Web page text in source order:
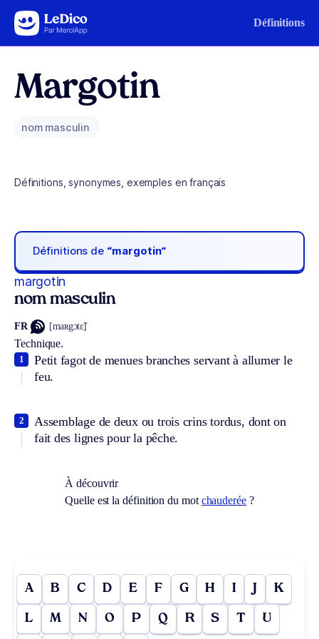
Aller au contenu Définitions
Margotin
nom masculin
Définitions, synonymes, exemples en français
Définitions de “margotin“
margotin
nom masculin
FR [maʀgɔtɛ̃]
Technique.
Petit fagot de menues branches servant à allumer le
feu.
1
Assemblage de deux ou trois crins tordus, dont on
fait des lignes pour la pêche.
2
À découvrir
Quelle est la définition du mot chauderée?
A B C D E F G H I J K
L M N O P Q R S T U